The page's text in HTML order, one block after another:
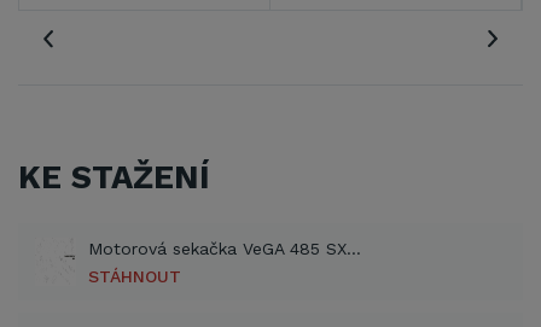
KE STAŽENÍ
Motorová sekačka VeGA 485 SXHE (PDF)
STÁHNOUT